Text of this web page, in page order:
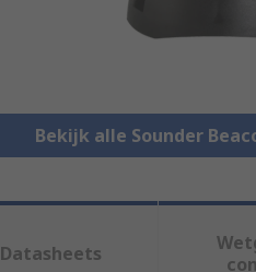
Bekijk alle Sounder
Datasheets